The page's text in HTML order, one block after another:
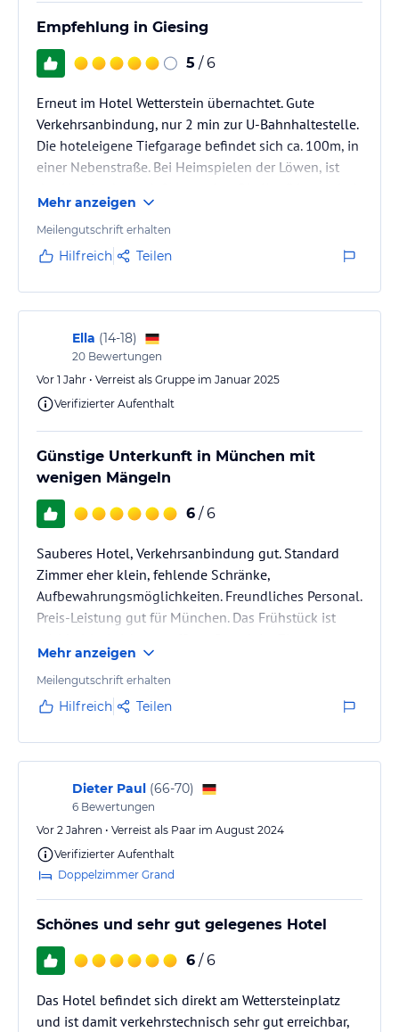
Empfehlung in Giesing
5 / 6
Erneut im Hotel Wetterstein übernachtet. Gute
Verkehrsanbindung, nur 2 min zur U-Bahnhaltestelle.
Die hoteleigene Tiefgarage befindet sich ca. 100m, in
einer Nebenstraße. Bei Heimspielen der Löwen, ist
leider extrem weich.
Empfehlenswertes Hotelnin Giesing.
Mehr anzeigen
Meilengutschrift erhalten
Hilfreich Teilen
Ella (14-18)
20 Bewertungen
Vor 1 Jahr • Verreist als Gruppe im Januar 2025
Verifizierter Aufenthalt
Günstige Unterkunft in München mit
wenigen Mängeln
6 / 6
Sauberes Hotel, Verkehrsanbindung gut. Standard
Zimmer eher klein, fehlende Schränke,
Aufbewahrungsmöglichkeiten. Freundliches Personal.
Preis-Leistung gut für München. Das Frühstück ist
Mehr anzeigen
Meilengutschrift erhalten
Hilfreich Teilen
Dieter Paul (66-70)
6 Bewertungen
Vor 2 Jahren • Verreist als Paar im August 2024
Verifizierter Aufenthalt
Doppelzimmer Grand
Schönes und sehr gut gelegenes Hotel
6 / 6
Das Hotel befindet sich direkt am Wettersteinplatz
und ist damit verkehrstechnisch sehr gut erreichbar,